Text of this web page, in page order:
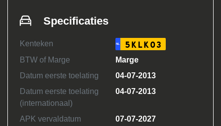
Specificaties
Kenteken NL 5KLK03
BTW of Marge
Marge
Datum eerste toelating
04-07-2013
Datum eerste toelating
(internationaal)
04-07-2013
APK vervaldatum
07-07-2027